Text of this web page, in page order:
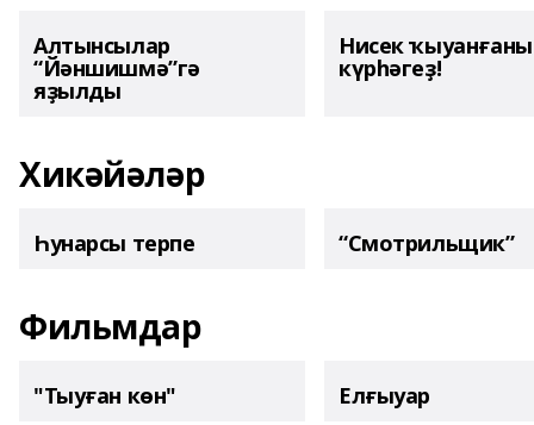
Алтынсылар
“Йәншишмә”гә
яҙылды
Нисек
күрһәгеҙ!
Хикәйәләр
Һунарсы терпе “Смотрильщик”
Фильмдар
"Тыуған көн" Елғыуар